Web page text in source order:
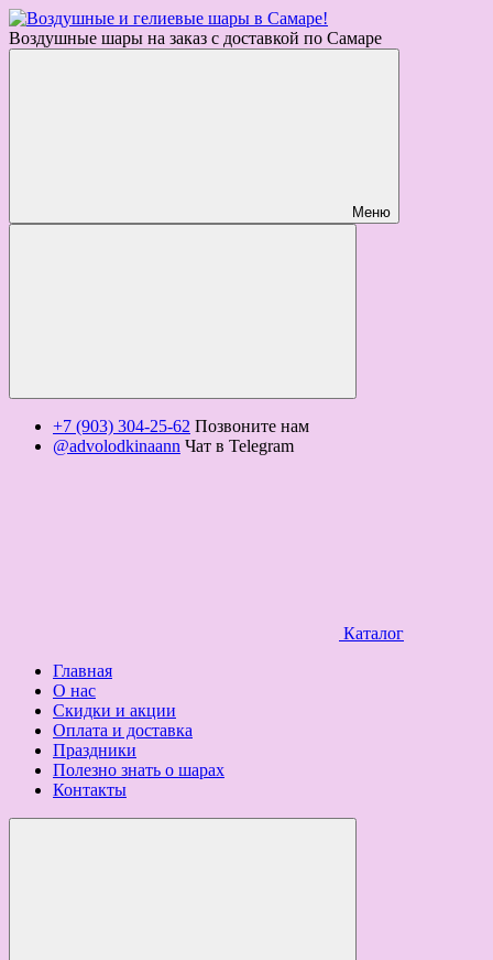
Воздушные шары на заказ с доставкой по Самаре
Меню
+7 (903) 304-25-62 Позвоните нам
@advolodkinaann Чат в Telegram
Каталог
Главная
О нас
Скидки и акции
Оплата и доставка
Праздники
Полезно знать о шарах
Контакты